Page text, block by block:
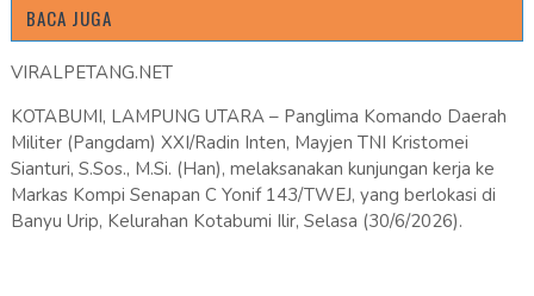
BACA JUGA
VIRALPETANG.NET
KOTABUMI, LAMPUNG UTARA – Panglima Komando Daerah
Militer (Pangdam) XXI/Radin Inten, Mayjen TNI Kristomei
Sianturi, S.Sos., M.Si. (Han), melaksanakan kunjungan kerja ke
Markas Kompi Senapan C Yonif 143/TWEJ, yang berlokasi di
Banyu Urip, Kelurahan Kotabumi Ilir, Selasa (30/6/2026).